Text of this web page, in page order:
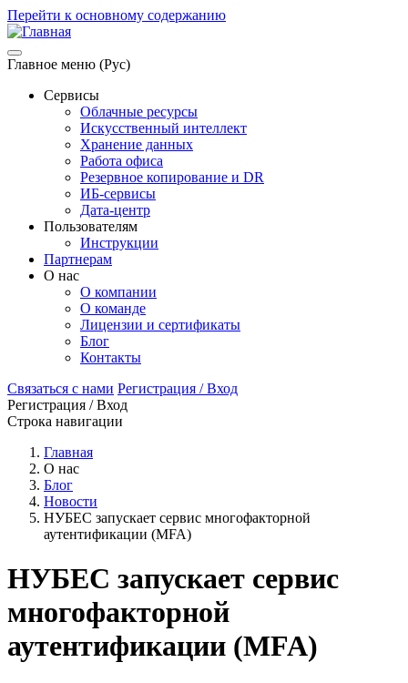
Перейти к основному содержанию
Главное меню (Рус)
Сервисы
Облачные ресурсы
Искусственный интеллект
Хранение данных
Работа офиса
Резервное копирование и DR
ИБ-сервисы
Дата-центр
Пользователям
Инструкции
Партнерам
О нас
О компании
О команде
Лицензии и сертификаты
Блог
Контакты
Связаться с нами Регистрация / Вход
Регистрация / Вход
Строка навигации
Главная
О нас
Блог
Новости
НУБЕС запускает сервис многофакторной
аутентификации (MFA)
НУБЕС запускает сервис
многофакторной
аутентификации (MFA)